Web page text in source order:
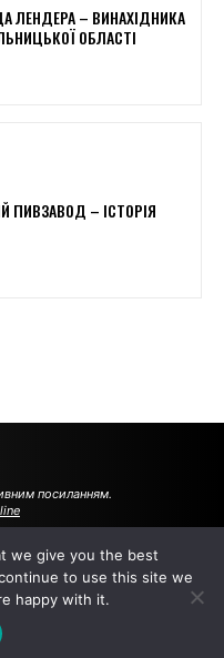
ЛЕНДЕРА – ВИНАХІДНИКА
ОБЛАСТІ
ПИВЗАВОД – ІСТОРІЯ
посиланням.
РЕКЛАМА НА САЙТІ
we give you the best
to use this site we
happy with it.